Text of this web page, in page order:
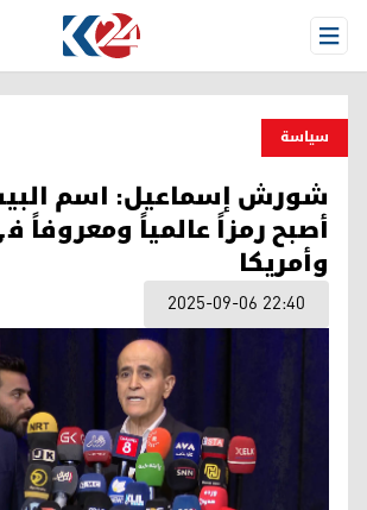
Open Menu
سیاسة
شورش إسماعيل: اسم
أصبح رمزاً عالمياً ومعروفاً
وأمريكا
2025-09-06 22:40